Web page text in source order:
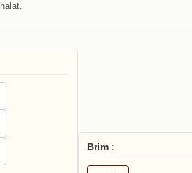
Brim :